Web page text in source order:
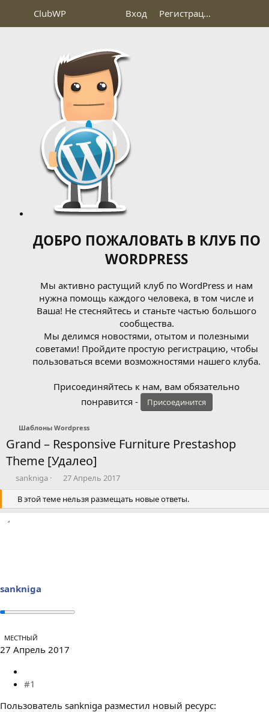
ClubWP Вход Регистрация
ДОБРО ПОЖАЛОВАТЬ В КЛУБ ПО
WORDPRESS
Мы активно растущий клуб по WordPress и нам
нужна помощь каждого человека, в том числе и
Ваша! Не стесняйтесь и станьте частью большого
сообщества.
Мы делимся новостями, отытом и полезными
советами! Пройдите простую регистрацию, чтобы
пользоваться всеми возможностями нашего клуба.
Присоединяйтесь к нам, вам обязательно
понравится -
Присоединится
Шаблоны Wordpress
Grand – Responsive Furniture Prestashop
Theme [Удалео]
А
т
о
sankniga
Д
т
а
27 Апрель 2017
В этой теме нельзя размещать новые ответы.
sankniga
МЕСТНЫЙ
27 Апрель 2017
#1
Пользователь sankniga разместил новый ресурс: